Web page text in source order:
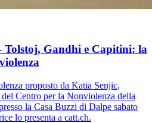
Tolstoj, Gandhi e Capitini: la
proposto da Katia Senjic,
Centro per la Nonviolenza della
la Casa Buzzi di Dalpe sabato
lo presenta a catt.ch.